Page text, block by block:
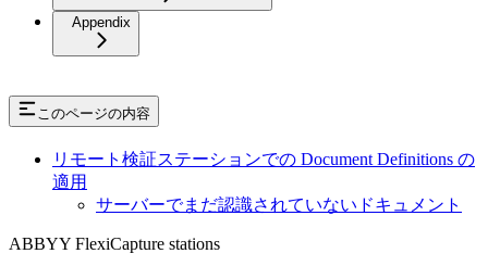
Appendix
このページの内容
リモート検証ステーションでの Document Definitions の
適用
サーバーでまだ認識されていないドキュメント
ABBYY FlexiCapture stations